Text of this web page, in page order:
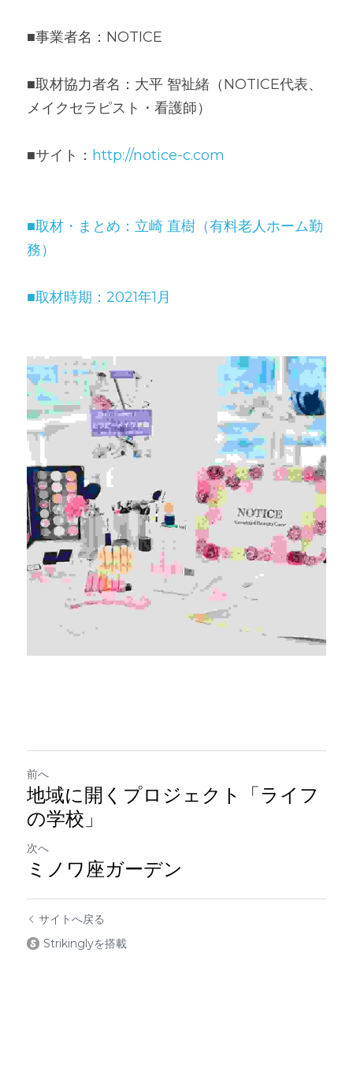
■事業者名：NOTICE
■取材協力者名：大平 智祉緒（NOTICE代表、
メイクセラピスト・看護師）
■サイト： http://notice-c.com
■取材・まとめ：立崎 直樹（有料老人ホーム勤
務）
■取材時期：2021年1月
前へ
地域に開くプロジェクト「ライフ
の学校」
次へ
ミノワ座ガーデン
サイトへ戻る
Strikinglyを搭載